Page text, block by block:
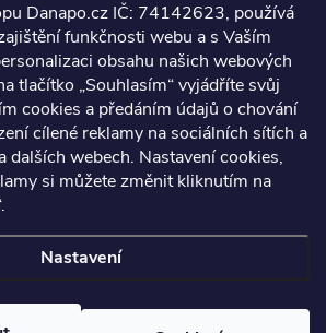
Danapo.cz IČ: 74142623, používá
funkčnosti webu a s Vaším
obsahu našich webových
tlačítko „Souhlasím“ vyjádříte svůj
cookies a předáním údajů o chování
cílené reklamy na sociálních sítích a
dalších webech. Nastavení cookies,
si můžete změnit kliknutím na
Nastavení
Upravit nastavení cookies